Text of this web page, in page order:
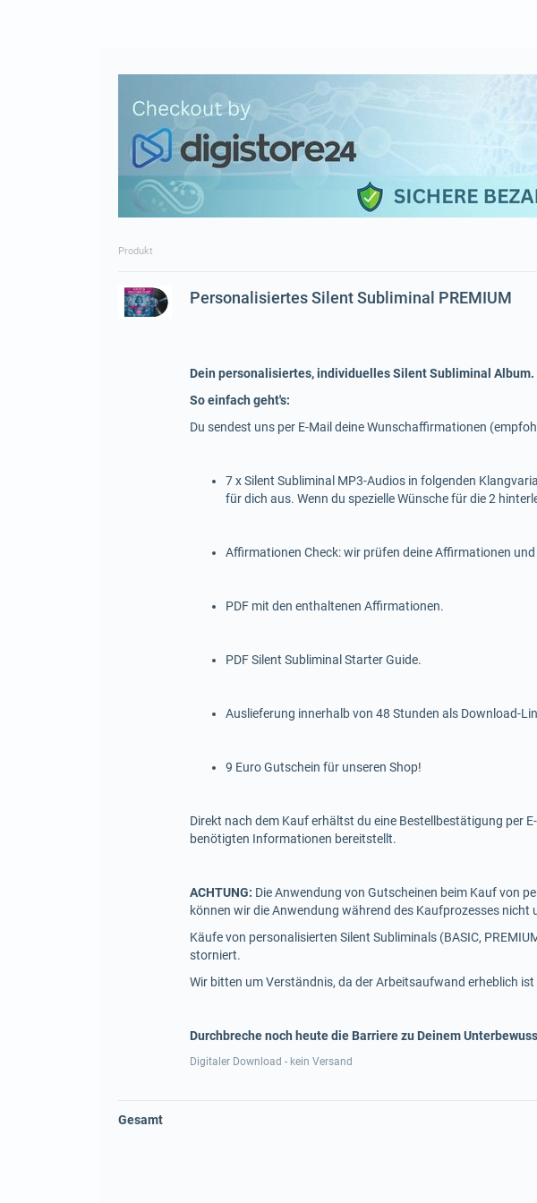
Produkt
Personalisiertes Silent Subliminal PREMIUM
Dein personalisiertes, individuelles Silent Subliminal Album.
So einfach geht's:
Du sendest uns per E-Mail deine Wunschaffirmationen
7 x Silent Subliminal MP3-Audios in folgenden
für dich aus. Wenn du spezielle Wünsche für die 2
Affirmationen Check: wir prüfen deine Affirmationen
PDF mit den enthaltenen Affirmationen.
PDF Silent Subliminal Starter Guide.
Auslieferung innerhalb von 48 Stunden als Download-
9 Euro Gutschein für unseren Shop!
Direkt nach dem Kauf erhältst du eine Bestellbestätigung per
benötigten Informationen bereitstellt.
ACHTUNG: Die Anwendung von Gutscheinen beim Kauf von
können wir die Anwendung während des Kaufprozesses nicht
Käufe von personalisierten Silent Subliminals (BASIC,
storniert.
Wir bitten um Verständnis, da der Arbeitsaufwand erheblich
Durchbreche noch heute die Barriere zu Deinem
Digitaler Download - kein Versand
Gesamt